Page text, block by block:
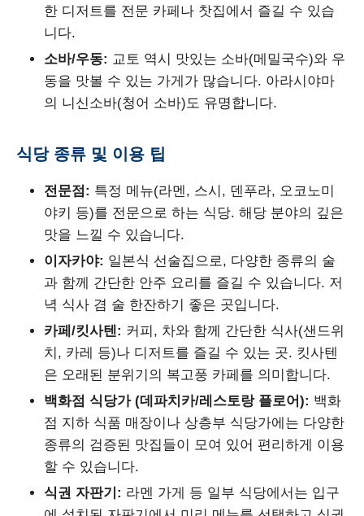
한 디저트를 전문 카페나 찻집에서 즐길 수 있습
니다.
소바/우동: 교토 역시 맛있는 소바(메밀국수)와 우
동을 맛볼 수 있는 가게가 많습니다. 아라시야마
의 니신소바(청어 소바)도 유명합니다.
식당 종류 및 이용 팁
전문점: 특정 메뉴(라멘, 스시, 덴푸라, 오코노미
야키 등)를 전문으로 하는 식당. 해당 분야의 깊은
맛을 느낄 수 있습니다.
이자카야: 일본식 선술집으로, 다양한 종류의 술
과 함께 간단한 안주 요리를 즐길 수 있습니다. 저
녁 식사 겸 술 한잔하기 좋은 곳입니다.
카페/킷사텐: 커피, 차와 함께 간단한 식사(샌드위
치, 카레 등)나 디저트를 즐길 수 있는 곳. 킷사텐
은 오래된 분위기의 복고풍 카페를 의미합니다.
백화점 식당가 (데파치카/레스토랑 플로어): 백화
점 지하 식품 매장이나 상층부 식당가에는 다양한
종류의 검증된 맛집들이 모여 있어 편리하게 이용
할 수 있습니다.
식권 자판기: 라멘 가게 등 일부 식당에서는 입구